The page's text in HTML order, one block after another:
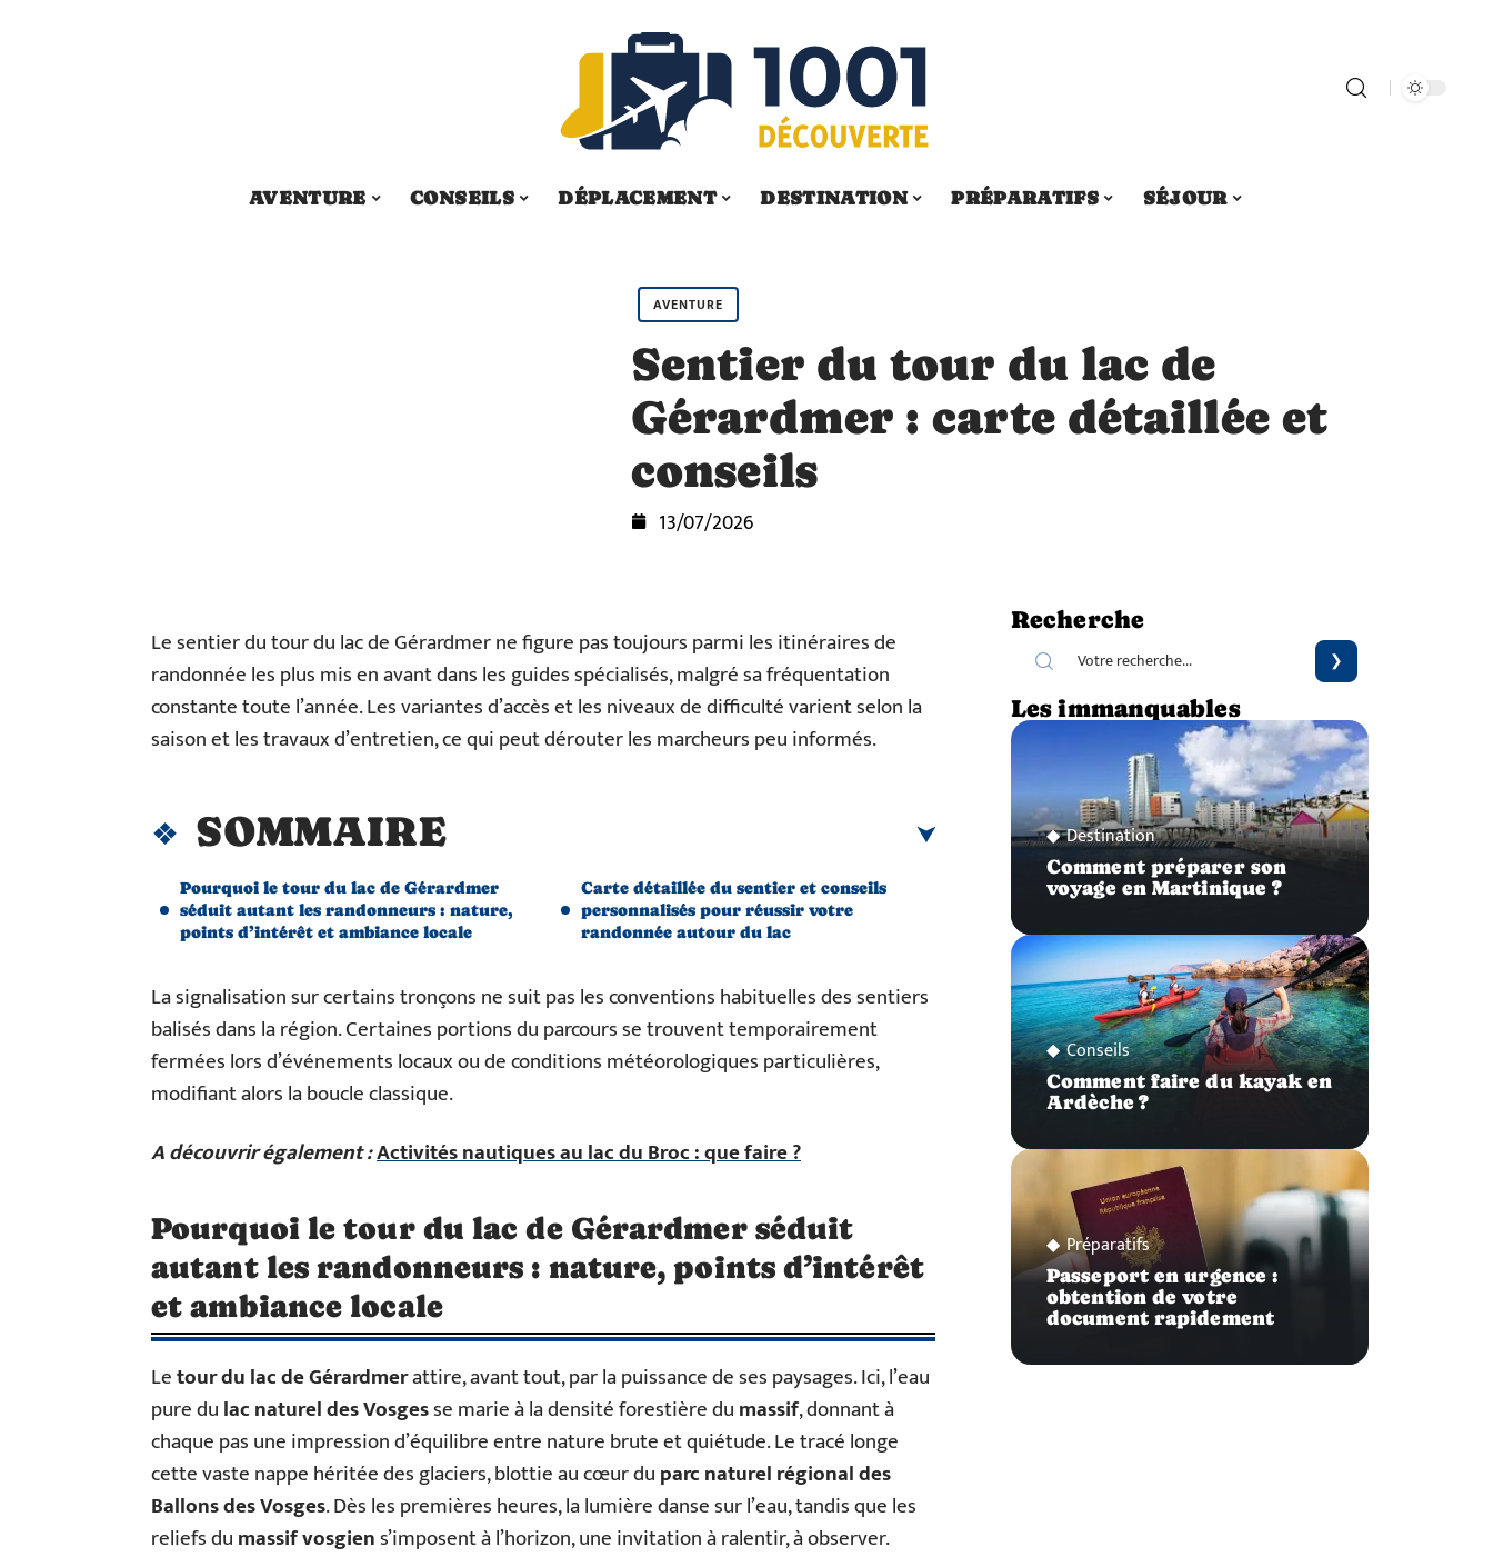
AVENTURE CONSEILS DÉPLACEMENT DESTINATION PRÉPARATIFS SÉJOUR
AVENTURE
Sentier du tour du lac de
Gérardmer : carte détaillée et
conseils
13/07/2026
Le sentier du tour du lac de Gérardmer ne figure pas toujours parmi les itinéraires de
randonnée les plus mis en avant dans les guides spécialisés, malgré sa fréquentation
constante toute l’année. Les variantes d’accès et les niveaux de difficulté varient selon la
saison et les travaux d’entretien, ce qui peut dérouter les marcheurs peu informés.
SOMMAIRE
Pourquoi le tour du lac de Gérardmer
séduit autant les randonneurs : nature,
points d’intérêt et ambiance locale
Carte détaillée du sentier et conseils
personnalisés pour réussir votre
randonnée autour du lac
La signalisation sur certains tronçons ne suit pas les conventions habituelles des sentiers
balisés dans la région. Certaines portions du parcours se trouvent temporairement
fermées lors d’événements locaux ou de conditions météorologiques particulières,
modifiant alors la boucle classique.
A découvrir également :Activités nautiques au lac du Broc : que faire ?
Pourquoi le tour du lac de Gérardmer séduit
autant les randonneurs : nature, points d’intérêt
et ambiance locale
Letour du lac de Gérardmerattire, avant tout, par la puissance de ses paysages. Ici, l’eau
pure dulac naturel des Vosgesse marie à la densité forestière dumassif, donnant à
chaque pas une impression d’équilibre entre nature brute et quiétude. Le tracé longe
cette vaste nappe héritée des glaciers, blottie au cœur duparc naturel régional des
Ballons des Vosges. Dès les premières heures, la lumière danse sur l’eau, tandis que les
reliefs dumassif vosgiens’imposent à l’horizon, une invitation à ralentir, à observer.
Recherche
Les immanquables
Destination
Comment préparer son
voyage en Martinique ?
Conseils
Comment faire du kayak en
Ardèche ?
Préparatifs
Passeport en urgence :
obtention de votre
document rapidement